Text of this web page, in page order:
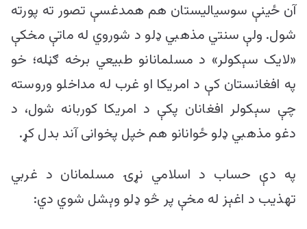
آن ځینې سوسیالیستان هم همدغسې تصور ته پورته
شول. ولې سنتي مذهبي ډلو د شوروي له ماتې مخکې
«لایک سېکولر» د مسلمانانو طبیعي برخه ګڼله؛ خو
په افغانستان کې د امریکا او غرب له مداخلو وروسته
چې سېکولر افغانان پکې د امریکا کوربانه شول، د
دغو مذهبي ډلو ځوانانو هم خپل پخوانی آند بدل کړ.
په دې حساب د اسلامي نړۍ مسلمانان د غربي
تهذیب د اغېز له مخې پر څو ډلو وېشل شوي دي: